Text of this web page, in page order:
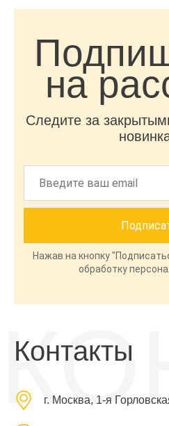
на
Следите за
Нажав на кнопку
обработку
Контакты
г. Москва, 1-я